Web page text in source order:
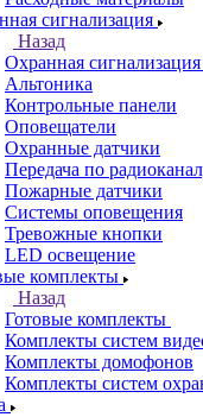
сигнализация
Назад
Охранная сигнализация
Альтоника
Контрольные панели
Оповещатели
Охранные датчики
Передача по
Пожарные датчики
Системы оповещения
Тревожные кнопки
LED освещение
комплекты
Назад
Готовые комплекты
Комплекты систем
Комплекты домофонов
Комплекты систем